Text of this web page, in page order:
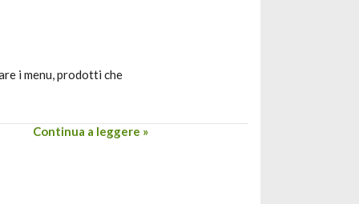
i menu, prodotti che
Continua a leggere »